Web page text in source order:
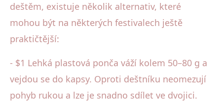
deštěm, existuje několik alternativ, které
mohou být na některých festivalech ještě
praktičtější:
- $1 Lehká plastová ponča váží kolem 50–80 g a
vejdou se do kapsy. Oproti deštníku neomezují
pohyb rukou a lze je snadno sdílet ve dvojici.